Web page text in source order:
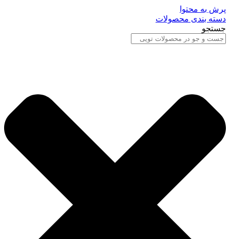
پرش به محتوا
دسته بندی محصولات
جستجو